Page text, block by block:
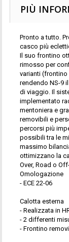
PIÙ
Pronto a tutto.
casco più
Il suo frontino
rimosso per
varianti
rendendo NS-9
di viaggio. Il
implementato
mentoniera e
removibili e
percorsi più
possibili tra le
massimo
ottimizzano la
Over, Road o
Omologazione
- ECE 22-06
Calotta esterna
- Realizzata in
- 2 differenti
- Frontino